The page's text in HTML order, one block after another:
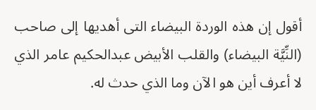
أقول إن هذه الوردة البيضاء التى أهديها إلى صاحب
(النِّيَّة البيضاء) والقلب الأبيض عبدالحكيم عامر الذي
لا أعرف أين هو الآن وما الذي حدث له.